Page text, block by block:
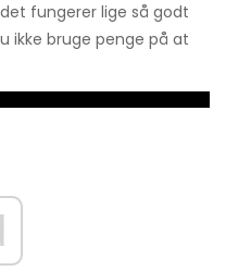
fungerer lige så godt
ikke bruge penge på at